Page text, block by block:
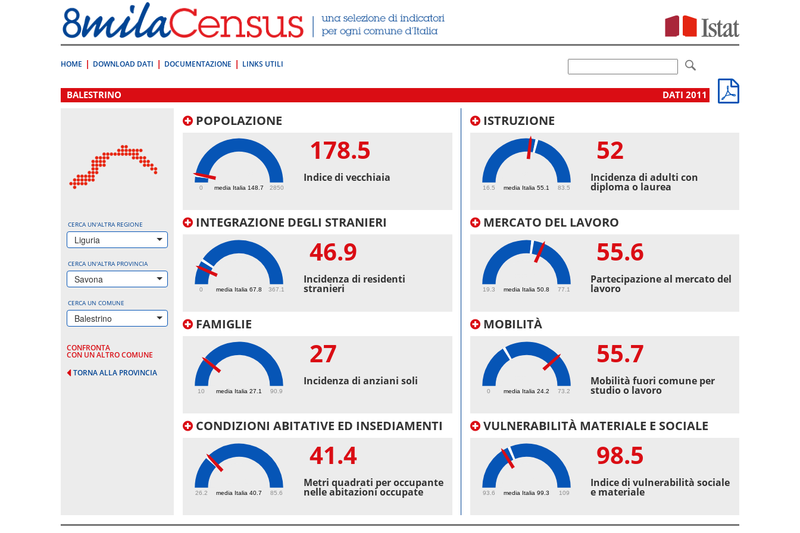
direttamente
a:
Contenuto
HOME DOWNLOAD DATI DOCUMENTAZIONE LINKS UTILI
.
BALESTRINO DATI 2011
CERCA UN'ALTRA REGIONE
Liguria
CERCA UN'ALTRA PROVINCIA
Savona
CERCA UN COMUNE
Balestrino
CONFRONTA
CON UN ALTRO COMUNE
TORNA ALLA PROVINCIA
POPOLAZIONE
media Italia 148.7
0 2850
178.5
Indice di vecchiaia
INTEGRAZIONE DEGLI STRANIERI
media Italia 67.8
0 367.1
46.9
Incidenza di residenti
stranieri
FAMIGLIE
media Italia 27.1
10 90.9
27
Incidenza di anziani soli
CONDIZIONI ABITATIVE ED INSEDIAMENTI
media Italia 40.7
26.2 85.6
41.4
Metri quadrati per occupante
nelle abitazioni occupate
ISTRUZIONE
media Italia 55.1
16.5 83.5
52
Incidenza di adulti con
diploma o laurea
MERCATO DEL LAVORO
media Italia 50.8
19.3 77.1
55.6
Partecipazione al mercato del
lavoro
MOBILITÀ
media Italia 24.2
0 73.2
55.7
Mobilità fuori comune per
studio o lavoro
VULNERABILITÀ MATERIALE E SOCIALE
media Italia 99.3
93.6 109
98.5
Indice di vulnerabilità sociale
e materiale